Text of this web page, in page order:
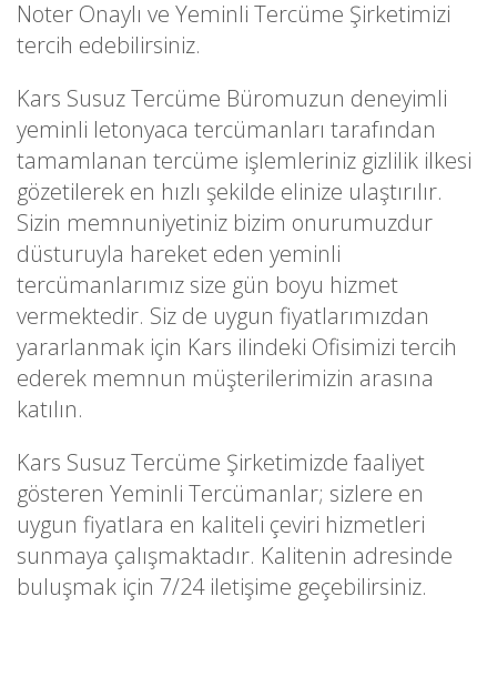
Noter Onaylı ve Yeminli Tercüme Şirketimizi
tercih edebilirsiniz.
Kars Susuz Tercüme Büromuzun deneyimli
yeminli letonyaca tercümanları tarafından
tamamlanan tercüme işlemleriniz gizlilik ilkesi
gözetilerek en hızlı şekilde elinize ulaştırılır.
Sizin memnuniyetiniz bizim onurumuzdur
düsturuyla hareket eden yeminli
tercümanlarımız size gün boyu hizmet
vermektedir. Siz de uygun fiyatlarımızdan
yararlanmak için Kars ilindeki Ofisimizi tercih
ederek memnun müşterilerimizin arasına
katılın.
Kars Susuz Tercüme Şirketimizde faaliyet
gösteren Yeminli Tercümanlar; sizlere en
uygun fiyatlara en kaliteli çeviri hizmetleri
sunmaya çalışmaktadır. Kalitenin adresinde
buluşmak için 7/24 iletişime geçebilirsiniz.